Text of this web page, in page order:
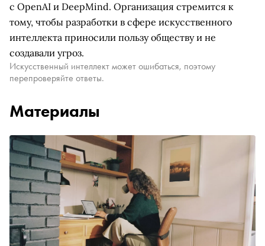
с OpenAI и DeepMind. Организация стремится к
тому, чтобы разработки в сфере искусственного
интеллекта приносили пользу обществу и не
создавали угроз.
Искусственный интеллект может ошибаться, поэтому
перепроверяйте ответы.
Материалы